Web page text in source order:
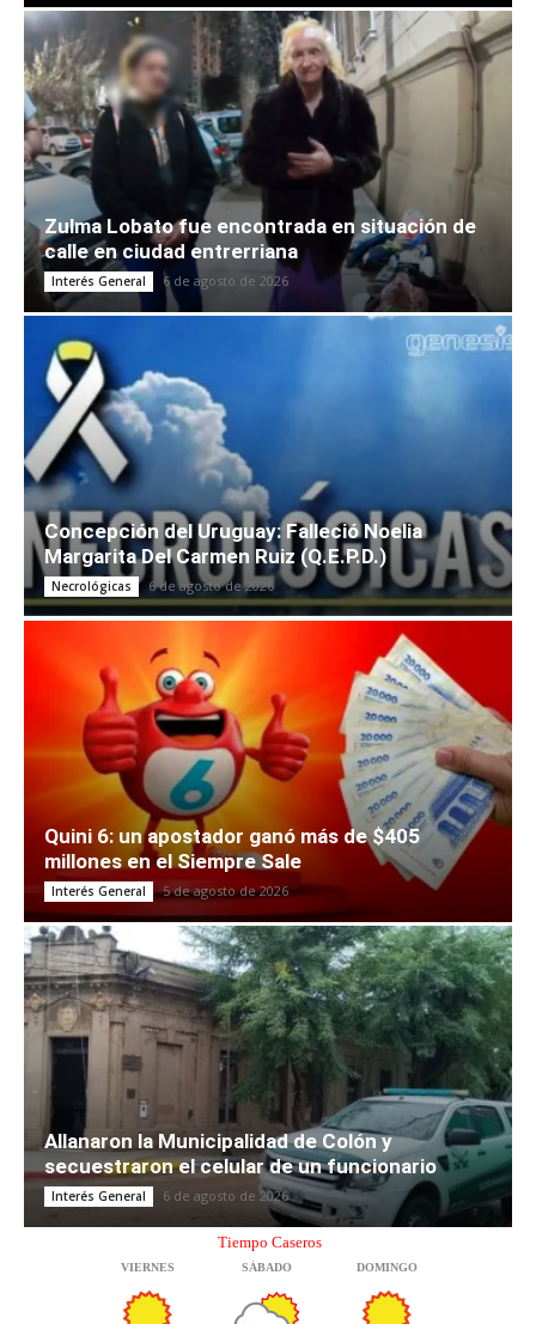
Zulma Lobato fue encontrada en situación de
calle en ciudad entrerriana
Interés General 6 de agosto de 2026
Concepción del Uruguay: Falleció Noelia
Margarita Del Carmen Ruiz (Q.E.P.D.)
Necrológicas 6 de agosto de 2026
Quini 6: un apostador ganó más de $405
millones en el Siempre Sale
Interés General 5 de agosto de 2026
Allanaron la Municipalidad de Colón y
secuestraron el celular de un funcionario
Interés General 6 de agosto de 2026